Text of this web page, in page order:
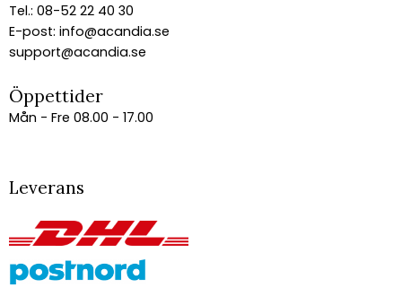
Tel.: 08-52 22 40 30
E-post: info@acandia.se
support@acandia.se
Öppettider
Mån - Fre 08.00 - 17.00
Leverans